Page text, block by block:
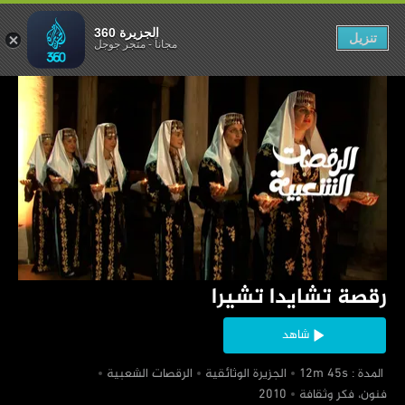
‏رقصة تشايدا تشيرا
شاهد
‏ المدة : 12m 45s
‏الجزيرة الوثائقية
‏الرقصات الشعبية
‏فنون، فكر وثقافة
تشايدا تشيرا
الجزيرة 360
مجاناً-متجر جوجل تنزيل